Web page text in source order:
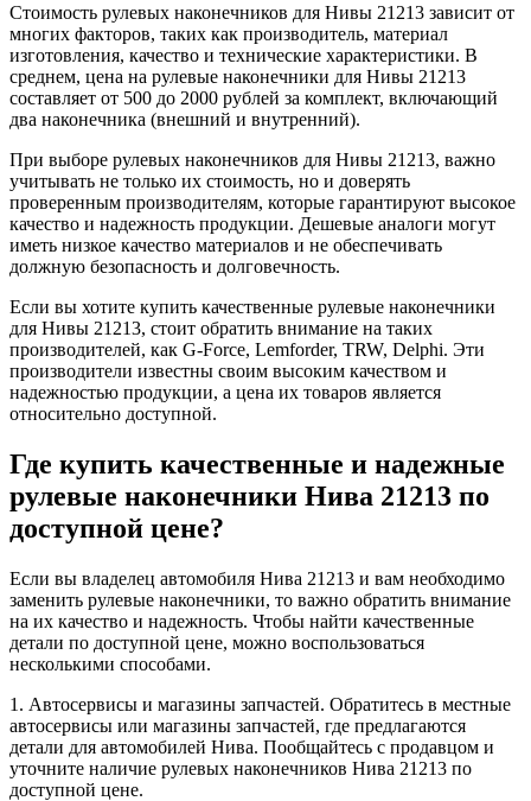
Стоимость рулевых наконечников для Нивы 21213 зависит от
многих факторов, таких как производитель, материал
изготовления, качество и технические характеристики. В
среднем, цена на рулевые наконечники для Нивы 21213
составляет от 500 до 2000 рублей за комплект, включающий
два наконечника (внешний и внутренний).
При выборе рулевых наконечников для Нивы 21213, важно
учитывать не только их стоимость, но и доверять
проверенным производителям, которые гарантируют высокое
качество и надежность продукции. Дешевые аналоги могут
иметь низкое качество материалов и не обеспечивать
должную безопасность и долговечность.
Если вы хотите купить качественные рулевые наконечники
для Нивы 21213, стоит обратить внимание на таких
производителей, как G-Force, Lemforder, TRW, Delphi. Эти
производители известны своим высоким качеством и
надежностью продукции, а цена их товаров является
относительно доступной.
Где купить качественные и надежные
рулевые наконечники Нива 21213 по
доступной цене?
Если вы владелец автомобиля Нива 21213 и вам необходимо
заменить рулевые наконечники, то важно обратить внимание
на их качество и надежность. Чтобы найти качественные
детали по доступной цене, можно воспользоваться
несколькими способами.
1. Автосервисы и магазины запчастей. Обратитесь в местные
автосервисы или магазины запчастей, где предлагаются
детали для автомобилей Нива. Пообщайтесь с продавцом и
уточните наличие рулевых наконечников Нива 21213 по
доступной цене.